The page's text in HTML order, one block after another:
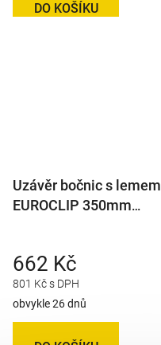
DO KOŠÍKU
Uzávěr bočnic s lemem
EUROCLIP 350mm
801 Kč s DPH
662 Kč
obvykle 26 dnů